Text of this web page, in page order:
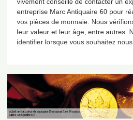
entreprise Marc Antiquaire 60 pour
vos pièces de monnaie. Nous
leur valeur et leur âge, entre autres.
identifier lorsque vous souhaitez nous